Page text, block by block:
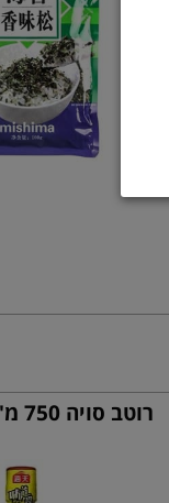
רוטב סויה 750 מ"ל HAYDAY